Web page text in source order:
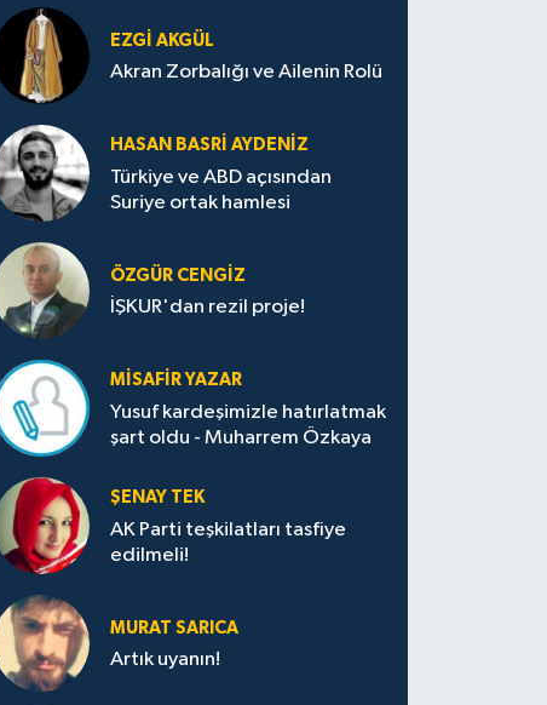
EZGI AKGÜL
Akran Zorbalığı ve Ailenin Rolü
HASAN BASRI AYDENIZ
Türkiye ve ABD açısından
Suriye ortak hamlesi
ÖZGÜR CENGIZ
İŞKUR'dan rezil proje!
MISAFIR YAZAR
Yusuf kardeşimizle hatırlatmak
şart oldu - Muharrem Özkaya
ŞENAY TEK
AK Parti teşkilatları tasfiye
edilmeli!
MURAT SARICA
Artık uyanın!